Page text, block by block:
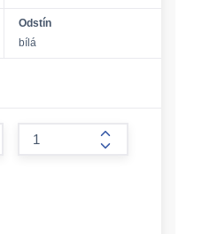
Odstín
bílá
form.increase-